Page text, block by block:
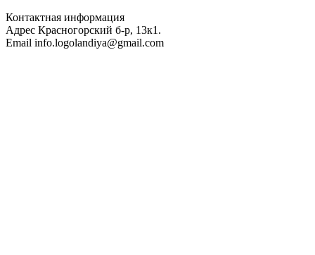
Контактная информация
Адрес Красногорский б-р, 13к1.
Email info.logolandiya@gmail.com